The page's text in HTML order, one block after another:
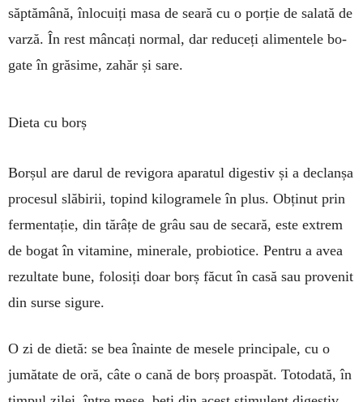
săptămână, în­locuiți masa de seară cu o porție de salată de
varză. În rest mâncați normal, dar reduceți alimen­tele bo­
gate în grăsime, zahăr și sare.
Dieta cu borș
Borșul are darul de revigora aparatul digestiv și a declanșa
procesul slăbirii, topind kilogramele în plus. Obținut prin
fermentație, din tărâțe de grâu sau de secară, este extrem
de bogat în vita­mine, minerale, probiotice. Pen­tru a avea
rezultate bune, folo­siți doar borș făcut în casă sau provenit
din surse sigure.
O zi de dietă: se bea înainte de mesele principale, cu o
jumătate de oră, câte o cană de borș proaspăt. Totodată, în